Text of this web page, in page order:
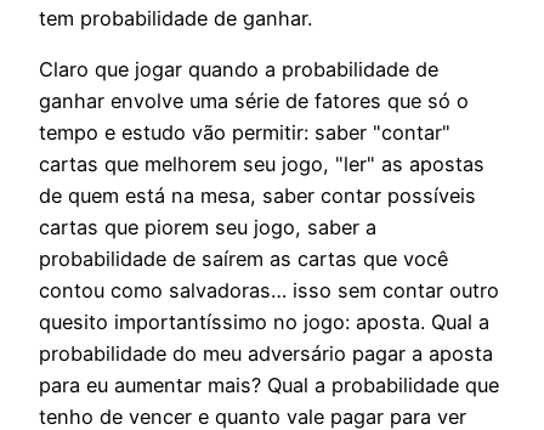
tem probabilidade de ganhar.
Claro que jogar quando a probabilidade de
ganhar envolve uma série de fatores que só o
tempo e estudo vão permitir: saber "contar"
cartas que melhorem seu jogo, "ler" as apostas
de quem está na mesa, saber contar possíveis
cartas que piorem seu jogo, saber a
probabilidade de saírem as cartas que você
contou como salvadoras… isso sem contar outro
quesito importantíssimo no jogo: aposta. Qual a
probabilidade do meu adversário pagar a aposta
para eu aumentar mais? Qual a probabilidade que
tenho de vencer e quanto vale pagar para ver